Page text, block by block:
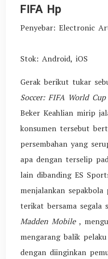
FIFA Hp
Penyebar: Electronic
Stok: Android, iOS
Gerak berikut tukar
Soccer: FIFA World Cup
Beker Keahlian mirip
konsumen tersebut
persembahan yang
apa dengan terselip
lain dibanding ES
menjalankan
terikat bersama segala
Madden Mobile ,
mengarang balik
dengan diinginkan